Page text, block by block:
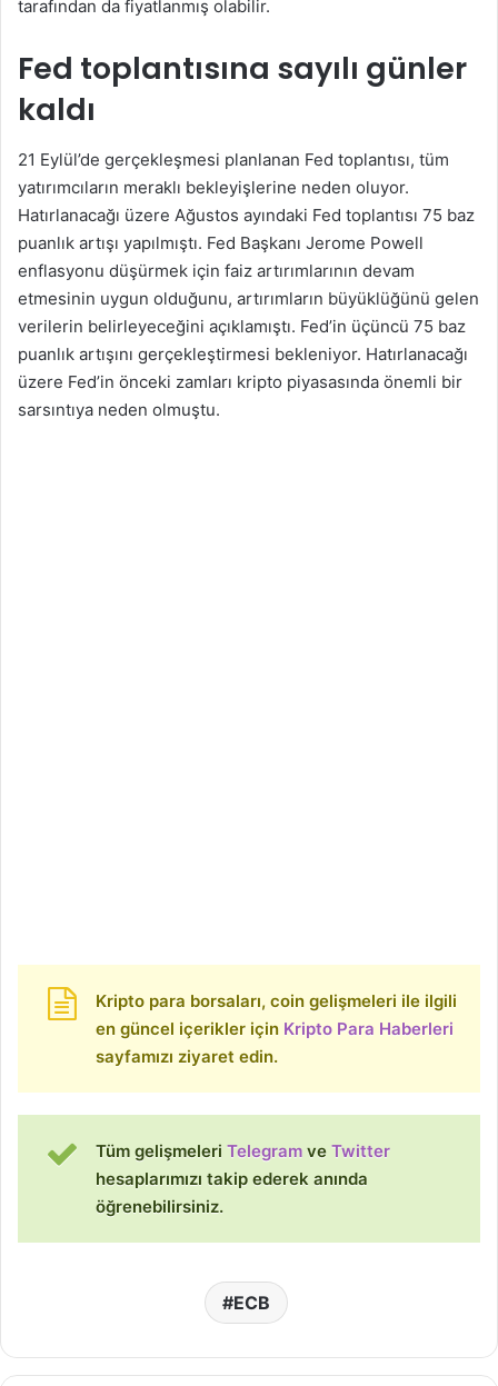
tarafından da fiyatlanmış olabilir.
Fed toplantısına sayılı günler
kaldı
21 Eylül’de gerçekleşmesi planlanan Fed toplantısı, tüm
yatırımcıların meraklı bekleyişlerine neden oluyor.
Hatırlanacağı üzere Ağustos ayındaki Fed toplantısı 75 baz
puanlık artışı yapılmıştı. Fed Başkanı Jerome Powell
enflasyonu düşürmek için faiz artırımlarının devam
etmesinin uygun olduğunu, artırımların büyüklüğünü gelen
verilerin belirleyeceğini açıklamıştı. Fed’in üçüncü 75 baz
puanlık artışını gerçekleştirmesi bekleniyor. Hatırlanacağı
üzere Fed’in önceki zamları kripto piyasasında önemli bir
sarsıntıya neden olmuştu.
Kripto para borsaları, coin gelişmeleri ile ilgili
en güncel içerikler için Kripto Para Haberleri
sayfamızı ziyaret edin.
Tüm gelişmeleri Telegram ve Twitter
hesaplarımızı takip ederek anında
öğrenebilirsiniz.
ECB